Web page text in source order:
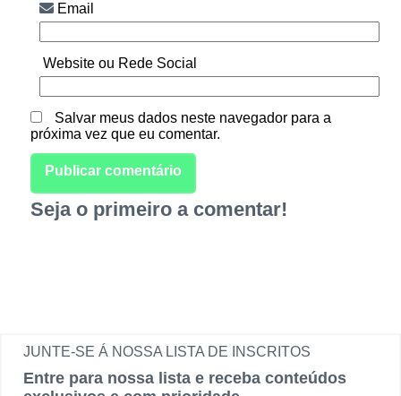
Email
Website ou Rede Social
Salvar meus dados neste navegador para a
próxima vez que eu comentar.
Seja o primeiro a comentar!
JUNTE-SE Á NOSSA LISTA DE INSCRITOS
Entre para nossa lista e receba conteúdos